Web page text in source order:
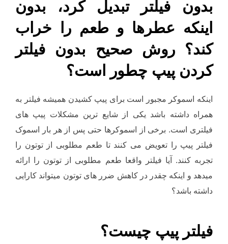
بدون فیلتر تبدیل کرد، بدون
اینکه عطرها و طعم را خراب
کند؟ روش صحیح بدون فیلتر
کردن پیپ چطور است؟
اینکه اسموکر مجبور است برای پیپ کشیدن همیشه فیلتر به
همراه داشته باشد یکی از شایع ترین مشکلات پیپ های
فیلتری است. برخی از اسموکرها حتی پس از هر بار اسموک
فیلتر پیپ را تعویض می کنند تا طعم مطلوبی از توتون را
تجربه کنند. آیا فیلتر واقعا طعم مطلوبی از توتون را ارائه
میدهد و اینکه چقدر در کاهش ضرر های توتون میتواند کارایی
داشته باشد؟
فیلتر پیپ چیست؟